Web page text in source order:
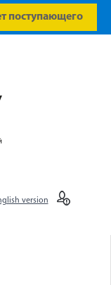
поступающего
version